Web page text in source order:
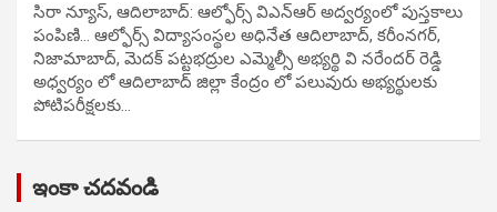
సిరా న్యూస్, ఆదిలాబాద్: ఆల్ఫోర్స్ విఎన్ఆర్ అద్వర్యంలో పుస్తకాలు
పంపిణి… ఆల్ఫోర్స్ విద్యాసంస్థల అధినేత ఆదిలాబాద్, కరీంనగర్,
నిజామాబాద్, మెదక్ పట్టభద్రుల ఎమ్మెల్సీ అభ్యర్థి వి నరేందర్ రెడ్డి
అధ్వర్యం లో ఆదిలాబాద్ జిల్లా కేంద్రం లో పలువురు అభ్యర్థులకు
పోటిప‌రీక్ష‌ల‌కు…
ఇంకా చదవండి